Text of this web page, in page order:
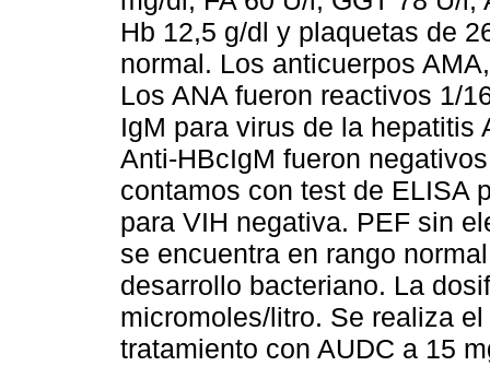
Hb 12,5 g/dl y plaquetas de
normal. Los anticuerpos
Los ANA fueron reactivos 1/
IgM para virus de la hepatitis
Anti-HBcIgM fueron
contamos con test de ELISA
para VIH negativa. PEF sin
se encuentra en rango
desarrollo bacteriano. La
micromoles/litro. Se realiza
tratamiento con AUDC a 15